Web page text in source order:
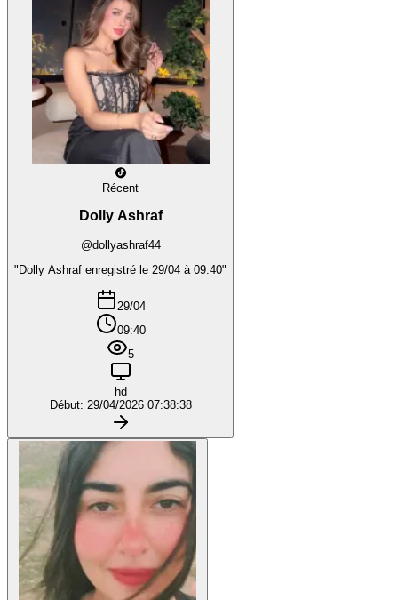
Récent
Dolly Ashraf
@dollyashraf44
"Dolly Ashraf enregistré le 29/04 à 09:40"
29/04
09:40
5
hd
Début: 29/04/2026 07:38:38